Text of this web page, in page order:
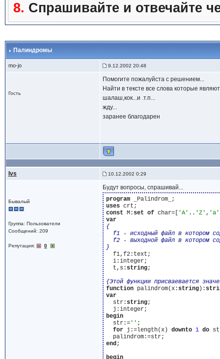
8. Спрашивайте и отвечайте
Палиндромы
mo-jo 9.12.2002 20:48
Гость
Помогите пожалуйста с решением...
Найти в тексте все слова которые
шалаш,кок...и .т.п...
жду...
заранее благодарен
Ivs 10.12.2002 0:29
Бывалый
Группа: Пользователи
Сообщений: 209
Репутация: 0
Будут вопросы, спрашивай...
program
uses
const M:set of char=[ 'A' .. 'Z' , 'a'
var
{
f1 - исходный файл в котором
f2 - выходной файл в котором
}
  f1,f2:text;
  i:integer;
  t,s:
string;
{Этой функции присваевается
function palindrom(x:string):
var
  str:
string;
begin
  str:=
'' ;
for j:=length(x) downto 1 do
end;
begin